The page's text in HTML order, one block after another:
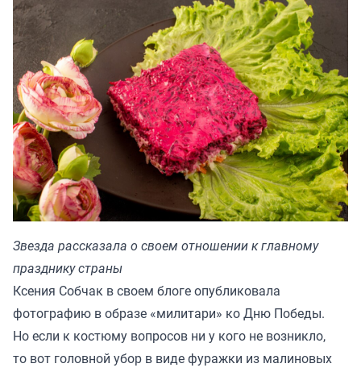
Звезда рассказала о своем отношении к главному
празднику страны
Ксения Собчак в своем блоге опубликовала
фотографию в образе «милитари» ко Дню Победы.
Но если к костюму вопросов ни у кого не возникло,
то вот головной убор в виде фуражки из малиновых